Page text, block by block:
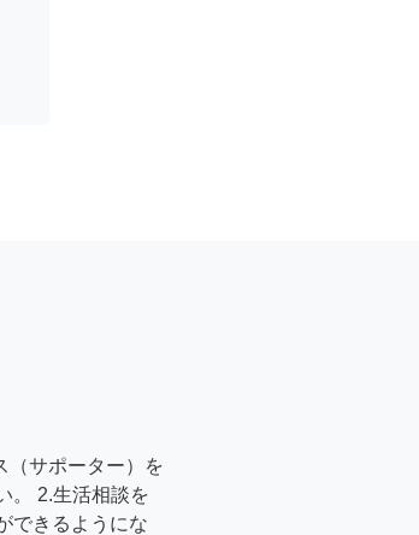
（サポーター）を
。 2.生活相談を
できるようにな